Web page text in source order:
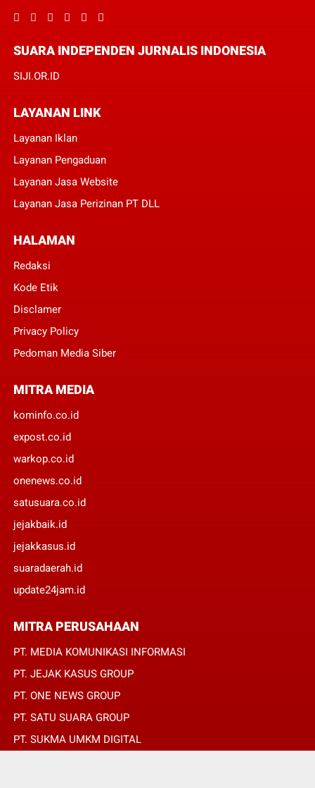
SUARA INDEPENDEN JURNALIS INDONESIA
SIJI.OR.ID
LAYANAN LINK
Layanan Iklan
Layanan Pengaduan
Layanan Jasa Website
Layanan Jasa Perizinan PT DLL
HALAMAN
Redaksi
Kode Etik
Disclamer
Privacy Policy
Pedoman Media Siber
MITRA MEDIA
kominfo.co.id
expost.co.id
warkop.co.id
onenews.co.id
satusuara.co.id
jejakbaik.id
jejakkasus.id
suaradaerah.id
update24jam.id
MITRA PERUSAHAAN
PT. MEDIA KOMUNIKASI INFORMASI
PT. JEJAK KASUS GROUP
PT. ONE NEWS GROUP
PT. SATU SUARA GROUP
PT. SUKMA UMKM DIGITAL